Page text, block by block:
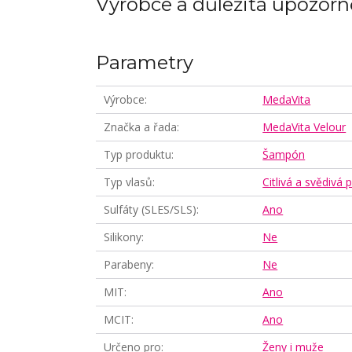
Výrobce a důležitá
Parametry
Výrobce
MedaVita
Značka a řada
MedaVita Velour
Typ produktu
Šampón
Typ vlasů
Citlivá a svědivá
Sulfáty (SLES/SLS)
Ano
Silikony
Ne
Parabeny
Ne
MIT
Ano
MCIT
Ano
Určeno pro
Ženy i muže